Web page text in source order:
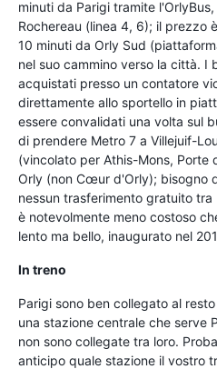
minuti da Parigi tramite
Rochereau (linea 4, 6); il prezzo
10 minuti da Orly Sud
nel suo cammino verso la città. I
acquistati presso un contatore
direttamente allo sportello in
essere convalidati una volta sul
di prendere Metro 7 a Villejuif-
(vincolato per Athis-Mons, Porte
Orly (non Cœur d'Orly); bisogno
nessun trasferimento gratuito
è notevolmente meno costoso
lento ma bello, inaugurato nel
In treno
Parigi sono ben collegato al
una stazione centrale che serve
non sono collegate tra loro.
anticipo quale stazione il vostro